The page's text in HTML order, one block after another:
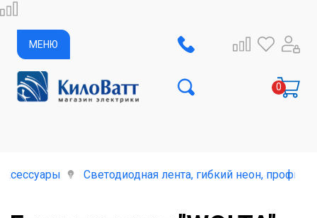
МЕНЮ
Светодиодная лента, гибкий неон,